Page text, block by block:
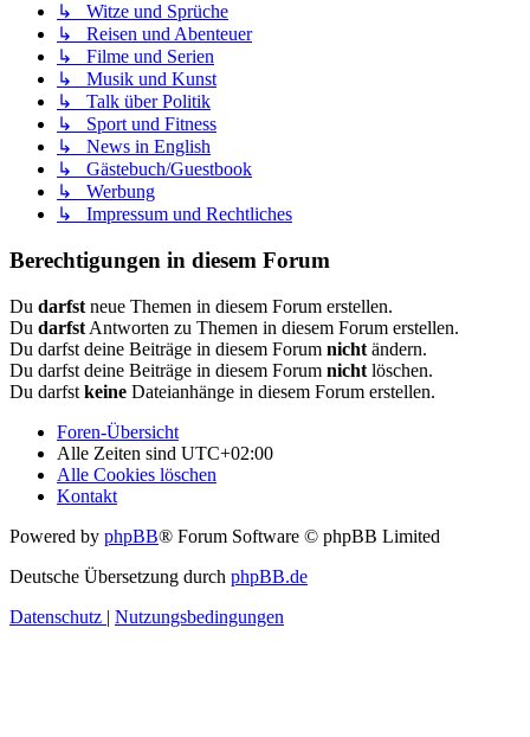
↳ Witze und Sprüche
↳ Reisen und Abenteuer
↳ Filme und Serien
↳ Musik und Kunst
↳ Talk über Politik
↳ Sport und Fitness
↳ News in English
↳ Gästebuch/Guestbook
↳ Werbung
↳ Impressum und Rechtliches
Berechtigungen in diesem Forum
Du darfst neue Themen in diesem Forum erstellen.
Du darfst Antworten zu Themen in diesem Forum erstellen.
Du darfst deine Beiträge in diesem Forum nicht ändern.
Du darfst deine Beiträge in diesem Forum nicht löschen.
Du darfst keine Dateianhänge in diesem Forum erstellen.
Foren-Übersicht
Alle Zeiten sind UTC+02:00
Alle Cookies löschen
Kontakt
Powered by phpBB® Forum Software © phpBB Limited
Deutsche Übersetzung durch phpBB.de
Datenschutz | Nutzungsbedingungen